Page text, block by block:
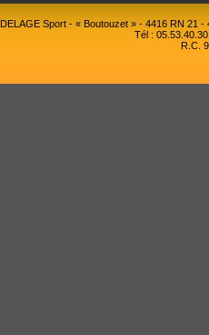
DELAGE Sport - « Boutouzet » - 4416 RN 21
Tél :
R.C.